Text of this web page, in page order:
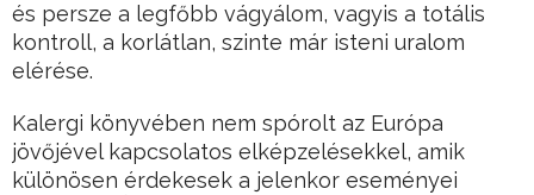
és persze a legfőbb vágyálom, vagyis a totális
kontroll, a korlátlan, szinte már isteni uralom
elérése.
Kalergi könyvében nem spórolt az Európa
jövőjével kapcsolatos elképzelésekkel, amik
különösen érdekesek a jelenkor eseményei